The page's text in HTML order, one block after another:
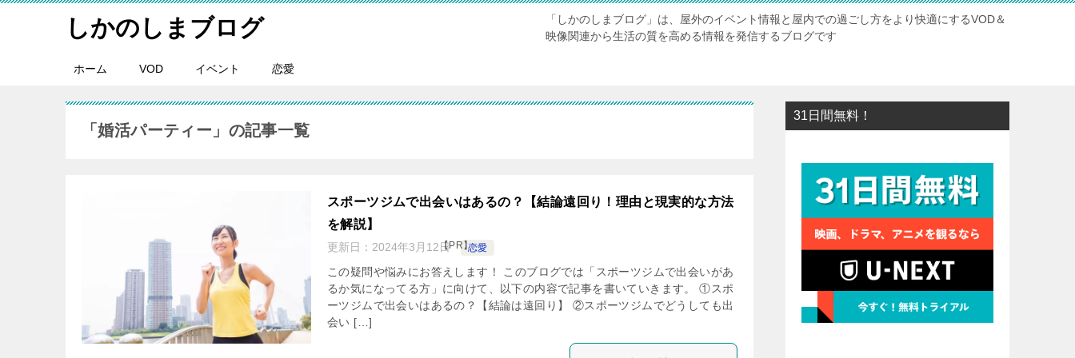
しかのしまブログ
「しかのしまブログ」は、屋外のイベント情報と屋内での過ごし方をより快適にするVOD＆
映像関連から生活の質を高める情報を発信するブログです
ホーム VOD イベント 恋愛
「婚活パーティー」の記事一覧
スポーツジムで出会いはあるの？【結論遠回り！理由と現実的な方法
を解説】
更新日： 2024年3月12日 恋愛
【PR】
この疑問や悩みにお答えします！ このブログでは「スポーツジムで出会いがあ
るか気になってる方」に向けて、以下の内容で記事を書いていきます。 ①スポ
ーツジムで出会いはあるの？【結論は遠回り】 ②スポーツジムでどうしても出
会い […]
31日間無料！